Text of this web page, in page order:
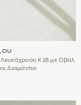
Λευκόχρυσο Κ18 με Οβάλ
Διαμάντια